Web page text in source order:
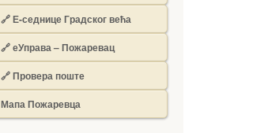
🔗 Е-седнице Градског већа
🔗 еУправа – Пожаревац
🔗 Провера поште
Мапа Пожаревца